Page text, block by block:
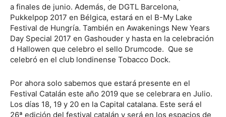
a finales de junio. Además, de DGTL Barcelona,
Pukkelpop 2017 en Bélgica, estará en el B-My Lake
Festival de Hungría. También en Awakenings New Years
Day Special 2017 en Gashouder y hasta en la celebración
d Hallowen que celebro el sello Drumcode. Que se
celebró en el club londinense Tobacco Dock.
Por ahora solo sabemos que estará presente en el
Festival Catalán este año 2019 que se celebrara en Julio.
Los días 18, 19 y 20 en la Capital catalana. Este será el
26ª edición del festival catalán y será en los espacios de